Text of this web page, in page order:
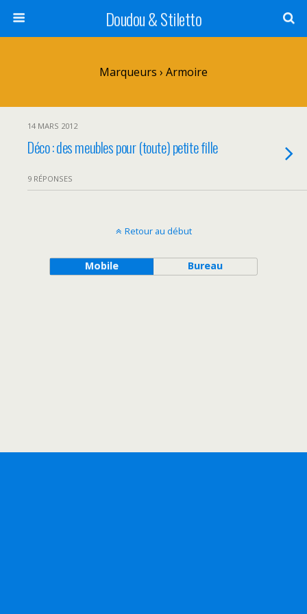
Doudou & Stiletto
Marqueurs › Armoire
14 MARS 2012
Déco : des meubles pour (toute) petite fille
9 RÉPONSES
Retour au début
Mobile Bureau